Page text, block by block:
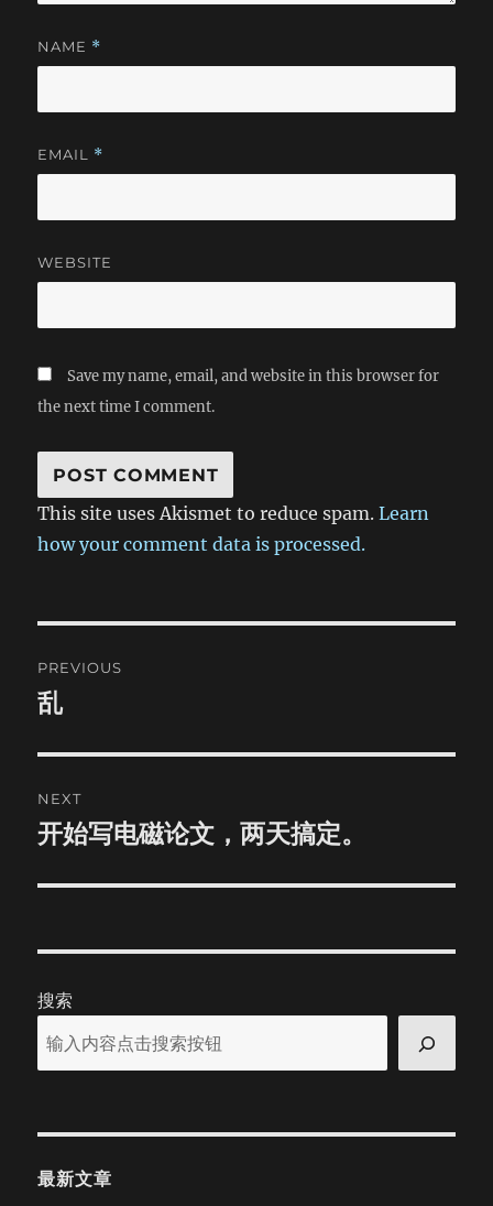
NAME *
EMAIL *
WEBSITE
Save my name, email, and website in this browser for
the next time I comment.
This site uses Akismet to reduce spam.Learn
how your comment data is processed.
navigation
PREVIOUS
Previous
乱
NEXT
Next
开始写电磁论文，两天搞定。
搜索
最新文章